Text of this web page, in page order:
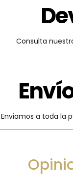
Consulta
Enviamos a toda la